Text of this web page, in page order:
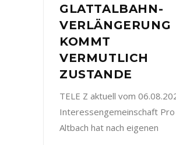
GLATTALBAHN-
VERLÄNGERUNG
KOMMT
VERMUTLICH
ZUSTANDE
TELE Z aktuell vom
Interessengemeinschaft Pro
Altbach hat nach eigenen